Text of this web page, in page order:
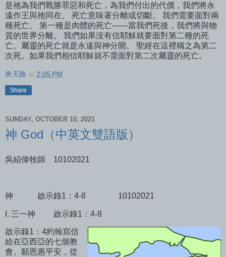
是祂為我們戰勝罪惡和死亡，為我們付出的代價，我們將永
遠作王與祂同在。 死亡意味著分離或切斷。 我們需要面對兩
種死亡。 第一種是肉體的死亡——當我們死後，我們將與物
質的世界分離。 我們如果沒有信耶穌就要面對第二種的死
亡。屬靈的死亡就是永遠與神分開。 聖經在這裡稱之為第二
次死。如果我們相信耶穌就不需面對第二次屬靈的死亡。
奔天路 at 2:05 PM
Share
SUNDAY, OCTOBER 10, 2021
神 God（中英文雙語版）
吳紹偉牧師 10102021
神 啟示錄1：4-8 10102021
I. 三一神 啟示錄1：4-8
啟示錄1：4約翰寫信
給在亞西亞的七個教
會。願恩惠平安，從